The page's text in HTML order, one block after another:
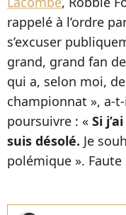
rappelé à l’ordre
s’excuser
grand, grand fan
qui a, selon moi,
championnat », a-
poursuivre : « Si
suis désolé. Je
polémique ».